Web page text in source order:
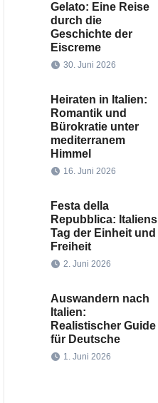
Gelato: Eine Reise
durch die
Geschichte der
Eiscreme
30. Juni 2026
Heiraten in Italien:
Romantik und
Bürokratie unter
mediterranem
Himmel
16. Juni 2026
Festa della
Repubblica: Italiens
Tag der Einheit und
Freiheit
2. Juni 2026
Auswandern nach
Italien:
Realistischer Guide
für Deutsche
1. Juni 2026